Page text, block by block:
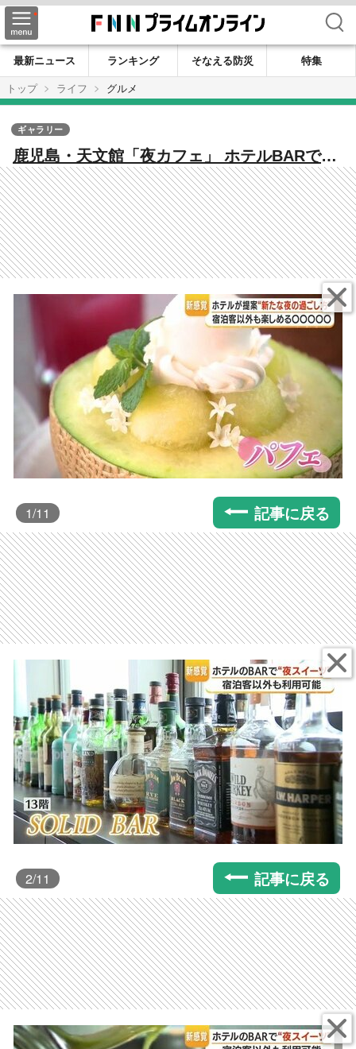
検索
最新ニュース ランキング そなえる防災
特集
トップ
ライフ グルメ
鹿児島・天文館「夜カフェ」 ホテルBARで和
栗モンブラン提供開始
ギャラリー
1/11 記事に戻る
2/11 記事に戻る